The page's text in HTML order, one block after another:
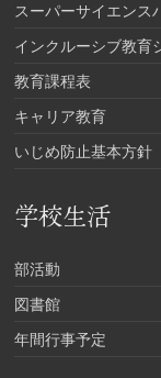
スーパーサイエンス
インクルーシブ教育
教育課程表
キャリア教育
いじめ防止基本方針
学校生活
部活動
図書館
年間行事予定